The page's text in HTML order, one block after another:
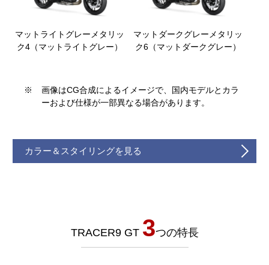
マットライトグレーメタリッ
ク4（マットライトグレー）
マットダークグレーメタリッ
ク6（マットダークグレー）
※
画像はCG合成によるイメージで、国内モデルとカラ
ーおよび仕様が一部異なる場合があります。
カラー＆スタイリングを見る
TRACER9 GT 3つの特長